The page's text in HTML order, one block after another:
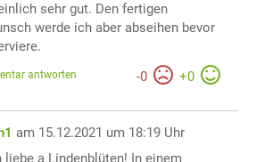
sehr gut. Den fertigen
werde ich aber abseihen bevor
-0 +0
antworten
am 15.12.2021 um 18:19 Uhr
liebe a Lindenblüten! In einem